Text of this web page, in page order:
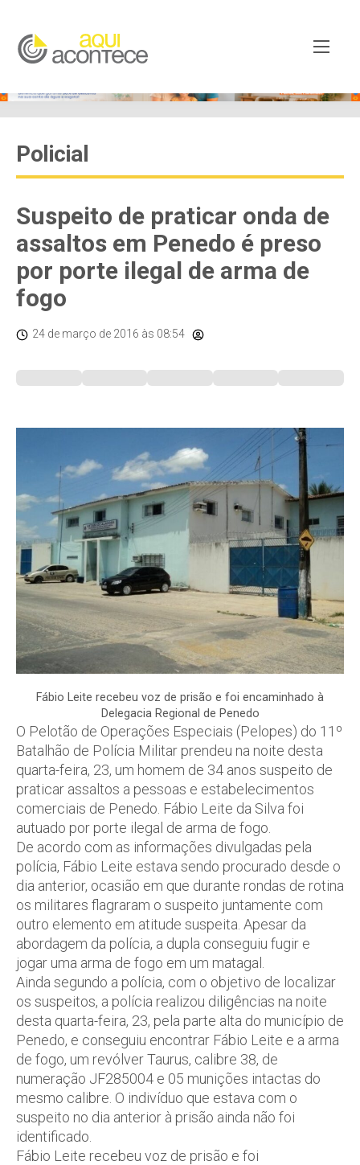
Policial
Suspeito de praticar onda de
assaltos em Penedo é preso
por porte ilegal de arma de
fogo
24 de março de 2016 às 08:54
Fábio Leite recebeu voz de prisão e foi encaminhado à
Delegacia Regional de Penedo
O Pelotão de Operações Especiais (Pelopes) do 11º
Batalhão de Polícia Militar prendeu na noite desta
quarta-feira, 23, um homem de 34 anos suspeito de
praticar assaltos a pessoas e estabelecimentos
comerciais de Penedo. Fábio Leite da Silva foi
autuado por porte ilegal de arma de fogo.
De acordo com as informações divulgadas pela
polícia, Fábio Leite estava sendo procurado desde o
dia anterior, ocasião em que durante rondas de rotina
os militares flagraram o suspeito juntamente com
outro elemento em atitude suspeita. Apesar da
abordagem da polícia, a dupla conseguiu fugir e
jogar uma arma de fogo em um matagal.
Ainda segundo a polícia, com o objetivo de localizar
os suspeitos, a polícia realizou diligências na noite
desta quarta-feira, 23, pela parte alta do município de
Penedo, e conseguiu encontrar Fábio Leite e a arma
de fogo, um revólver Taurus, calibre 38, de
numeração JF285004 e 05 munições intactas do
mesmo calibre. O indivíduo que estava com o
suspeito no dia anterior à prisão ainda não foi
identificado.
Fábio Leite recebeu voz de prisão e foi